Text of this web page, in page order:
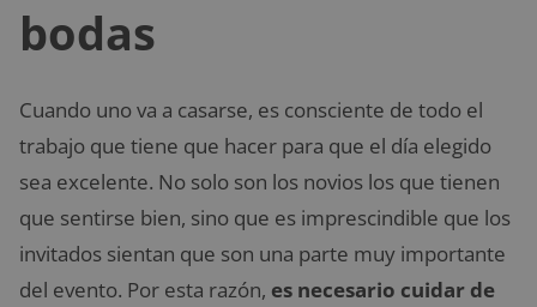
bodas
Cuando uno va a casarse, es consciente de todo el
trabajo que tiene que hacer para que el día elegido
sea excelente. No solo son los novios los que tienen
que sentirse bien, sino que es imprescindible que los
invitados sientan que son una parte muy importante
del evento. Por esta razón, es necesario cuidar de